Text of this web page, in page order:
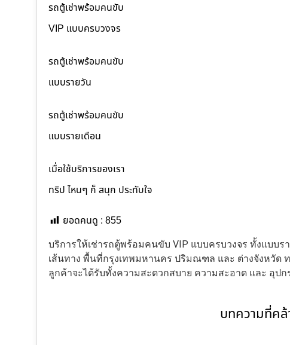
รถตู้เช่าพร้อมคนขับ
VIP แบบครบวงจร
รถตู้เช่าพร้อมคนขับ
แบบรายวัน
รถตู้เช่าพร้อมคนขับ
แบบรายเดือน
เมื่อใช้บริการของเรา
ทริป ไหนๆ ก็ สนุก ประทับใจ
ยอดคนดู : 855
บริการให้เช่ารถตู้พร้อมคนขับ VIP แบบครบวงจร ทั้งแบบ
เส้นทาง พื้นที่กรุงเทพมหานคร ปริมณฑล และ ต่างจังหวัด
ลูกค้าจะได้รับทั้งความสะดวกสบาย ความสะอาด และ อุป
บทความที่ค